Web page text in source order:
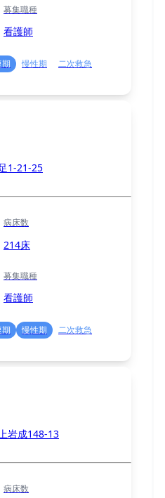
募集職種
看護師
慢性期
二次救急
1-21-25
病床数
214床
募集職種
看護師
慢性期
二次救急
岩成148-13
病床数